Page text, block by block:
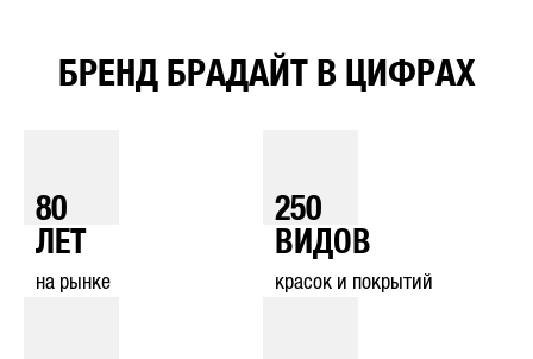
БРЕНД БРАДАЙТ В ЦИФРАХ
80
ЛЕТ
на рынке
250
ВИДОВ
красок и покрытий